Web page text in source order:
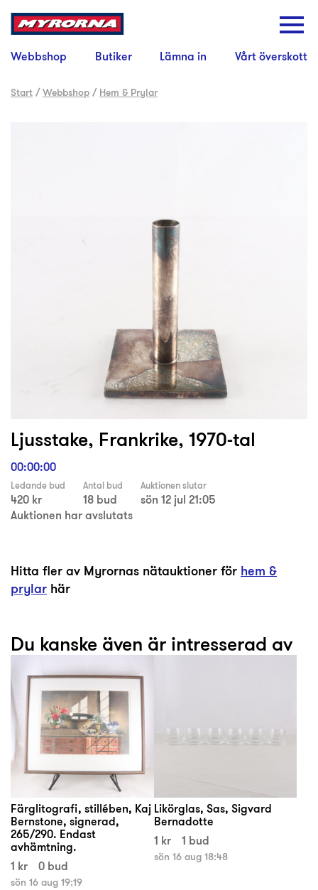
Webbshop Butiker Lämna in Vårt överskott
Start /Webbshop / Hem & Prylar
Ljusstake, Frankrike, 1970-tal
00:00:00
Ledande bud
420 kr
Antal bud
18 bud
Auktionen slutar
sön 12 jul 21:05
Auktionen har avslutats
Hitta fler av Myrornas nätauktioner för hem &
prylar här
Du kanske även är intresserad av
Färglitografi, stillében, Kaj
Bernstone, signerad,
265/290. Endast
avhämtning.
1 kr
0 bud
sön 16 aug 19:19
Likörglas, Sas, Sigvard
Bernadotte
1 kr
1 bud
sön 16 aug 18:48